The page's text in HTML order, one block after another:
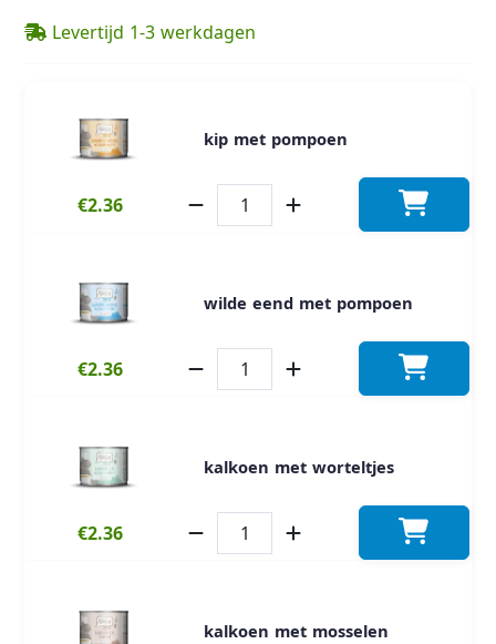
Levertijd 1-3 werkdagen
kip met pompoen
€2.36
wilde eend met pompoen
€2.36
kalkoen met worteltjes
€2.36
kalkoen met mosselen